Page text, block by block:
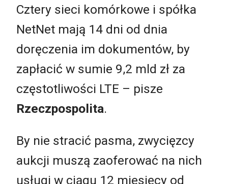
Cztery sieci komórkowe i spółka
NetNet mają 14 dni od dnia
doręczenia im dokumentów, by
zapłacić w sumie 9,2 mld zł za
częstotliwości LTE – pisze
Rzeczpospolita.
By nie stracić pasma, zwycięzcy
aukcji muszą zaoferować na nich
usługi w ciągu 12 miesięcy od